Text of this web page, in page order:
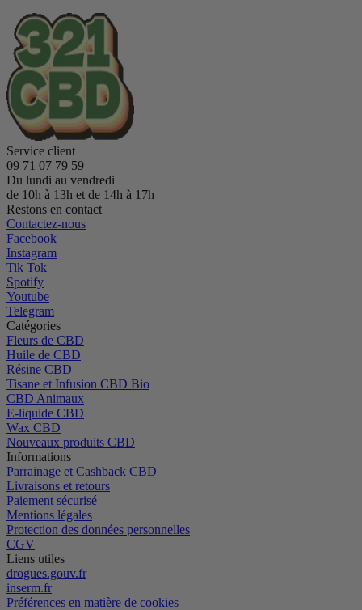
Service client
09 71 07 79 59
Du lundi au vendredi
de 10h à 13h et de 14h à 17h
Restons en contact
Contactez-nous
Facebook
Instagram
Tik Tok
Spotify
Youtube
Telegram
Catégories
Fleurs de CBD
Huile de CBD
Résine CBD
Tisane et Infusion CBD Bio
CBD Animaux
E-liquide CBD
Wax CBD
Nouveaux produits CBD
Informations
Parrainage et Cashback CBD
Livraisons et retours
Paiement sécurisé
Mentions légales
Protection des données personnelles
CGV
Liens utiles
drogues.gouv.fr
inserm.fr
Préférences en matière de cookies